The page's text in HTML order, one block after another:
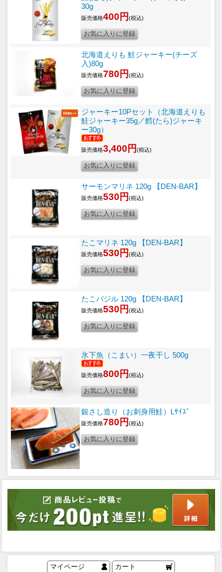
30g
販売価格400円(税込)
北海道えりも 鮭ジャーキー(チーズ
入)80g
販売価格780円(税込)
ジャーキー10Pセット（北海道えりも
鮭ジャーキー35g／鱈(たら)ジャーキ
ー30g）
販売価格3,400円(税込)
サーモンマリネ 120g 【DEN-BAR】
販売価格530円(税込)
たこマリネ 120g 【DEN-BAR】
販売価格530円(税込)
たこバジル 120g 【DEN-BAR】
販売価格530円(税込)
氷下魚（こまい）一夜干し 500g
販売価格800円(税込)
銀さし造り（お刺身用鮭）Lｻｲｽﾞ
販売価格780円(税込)
マイページ カート